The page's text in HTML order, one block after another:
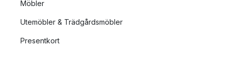
Möbler
Utemöbler & Trädgårdsmöbler
Presentkort